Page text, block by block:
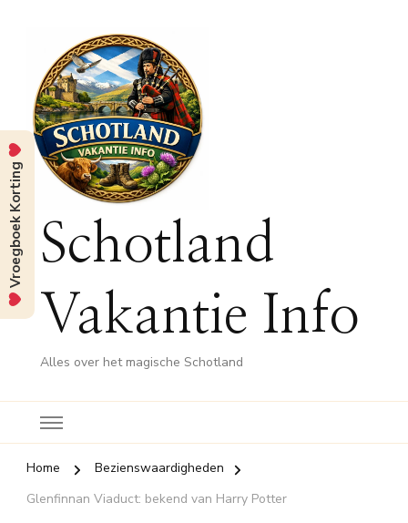
Schotland
Vakantie Info
Alles over het magische Schotland
Home
Bezienswaardigheden
Glenfinnan Viaduct: bekend van Harry Potter
Vroegboek Korting